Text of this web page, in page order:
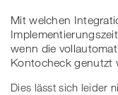
Mit welchen
wenn die
Kontocheck genutzt
Dies lässt sich leider